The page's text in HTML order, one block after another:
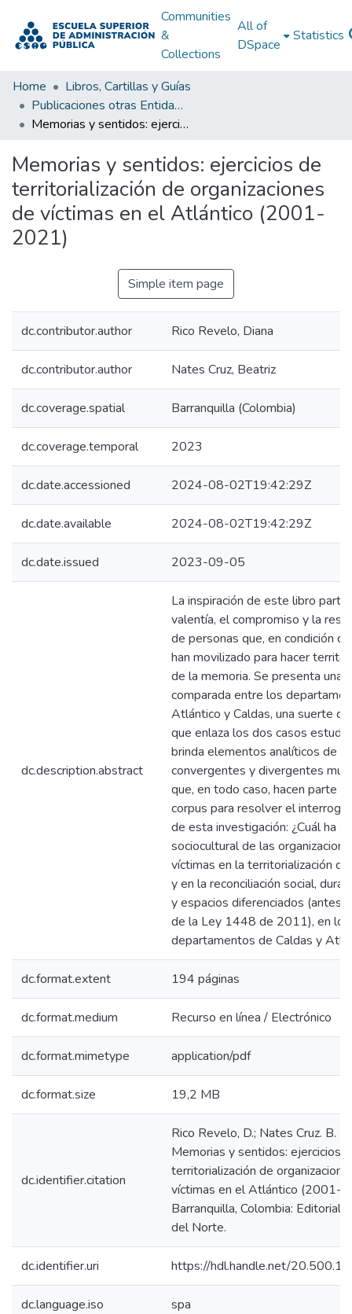
Communities
&
Collections
All of
DSpace
Statistics
Home
Libros, Cartillas y Guías
Publicaciones otras Entidades Estatales
Memorias y sentidos: ejercicios de territorialización de organizaciones de víctimas en el Atlántico (2001-2021)
Memorias y sentidos: ejercicios de
territorialización de organizaciones
de víctimas en el Atlántico (2001-
2021)
Simple item page
dc.contributor.author Rico Revelo, Diana
dc.contributor.author Nates Cruz, Beatriz
dc.coverage.spatial Barranquilla (Colombia)
dc.coverage.temporal 2023
dc.date.accessioned 2024-08-02T19:42:29Z
dc.date.available 2024-08-02T19:42:29Z
dc.date.issued 2023-09-05
dc.description.abstract
La inspiración de este libro parte
valentía, el compromiso y la
de personas que, en condición
han movilizado para hacer
de la memoria. Se presenta una
comparada entre los
Atlántico y Caldas, una suerte
que enlaza los dos casos
brinda elementos analíticos de
convergentes y divergentes
que, en todo caso, hacen parte
corpus para resolver el
de esta investigación: ¿Cuál ha
sociocultural de las
víctimas en la territorialización
y en la reconciliación social,
y espacios diferenciados (antes
de la Ley 1448 de 2011), en los
departamentos de Caldas y
dc.format.extent 194 páginas
dc.format.medium Recurso en línea / Electrónico
dc.format.mimetype application/pdf
dc.format.size 19,2 MB
dc.identifier.citation
Rico Revelo, D.; Nates Cruz. B.
Memorias y sentidos: ejercicios
territorialización de
víctimas en el Atlántico (2001-
Barranquilla, Colombia: Editorial
del Norte.
dc.identifier.uri https://hdl.handle.net/
dc.language.iso spa